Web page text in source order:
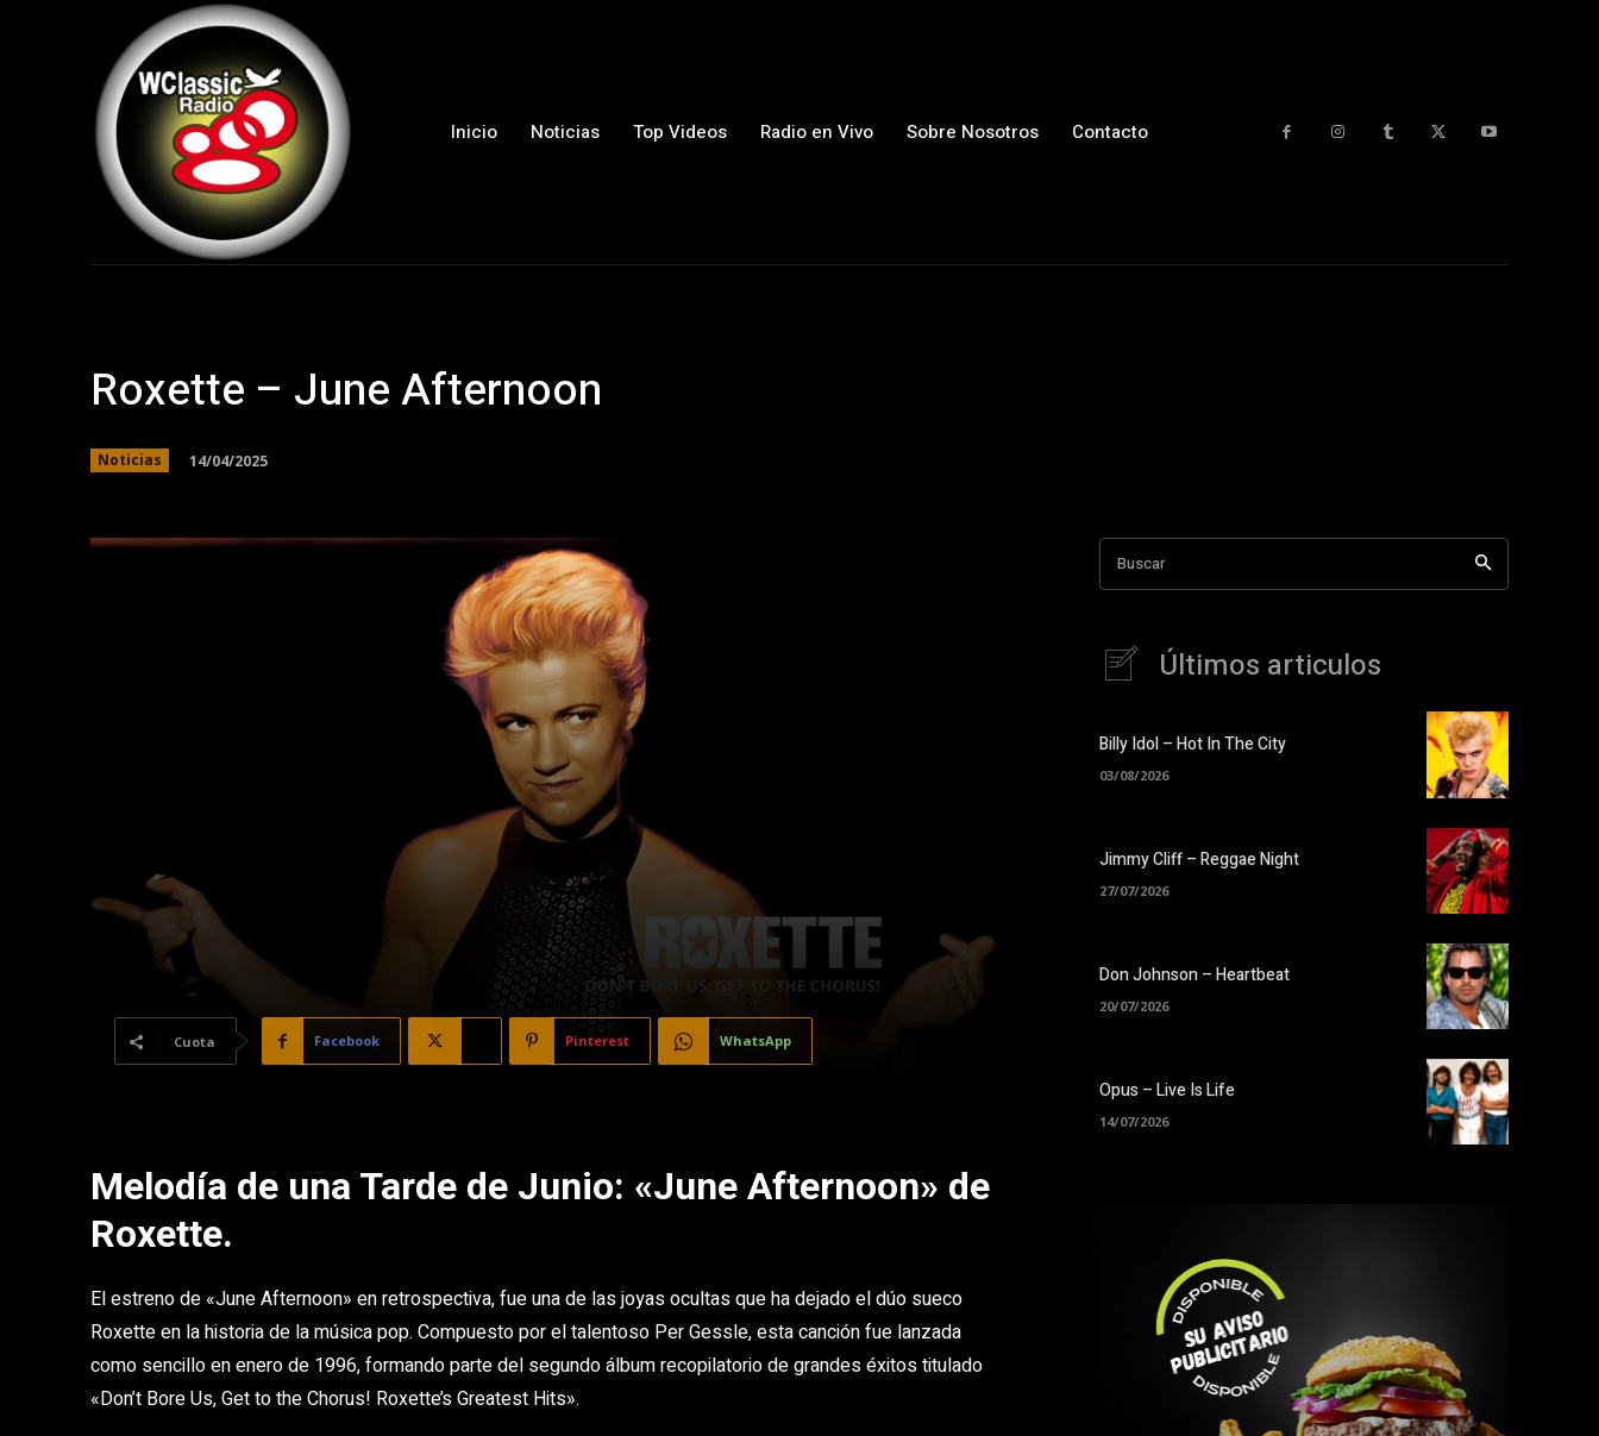
Inicio Noticias Top Videos Radio en Vivo Sobre Nosotros Contacto
Roxette – June Afternoon
Noticias 14/04/2025
Cuota Facebook Pinterest WhatsApp
Melodía de una Tarde de Junio: «June Afternoon» de
Roxette.
El estreno de «June Afternoon» en retrospectiva, fue una de las joyas ocultas que ha dejado el dúo sueco
Roxette en la historia de la música pop. Compuesto por el talentoso Per Gessle, esta canción fue lanzada
como sencillo en enero de 1996, formando parte del segundo álbum recopilatorio de grandes éxitos titulado
«Don’t Bore Us, Get to the Chorus! Roxette’s Greatest Hits».
Buscar
Últimos articulos
Billy Idol – Hot In The City
03/08/2026
Jimmy Cliff – Reggae Night
27/07/2026
Don Johnson – Heartbeat
20/07/2026
Opus – Live Is Life
14/07/2026